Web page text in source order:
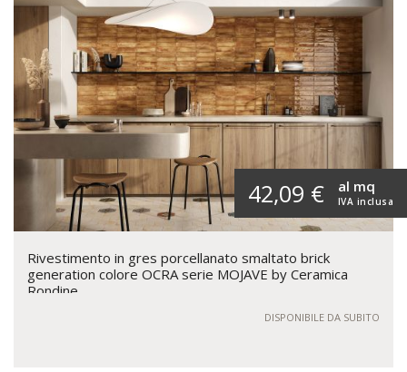
42,09 € IVA inclusa
al mq
Rivestimento in gres porcellanato smaltato brick
generation colore OCRA serie MOJAVE by Ceramica
Rondine
DISPONIBILE DA SUBITO